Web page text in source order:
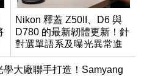
Nikon 釋蓋 Z50II、D6 與
D780 的最新韌體更新！針
對選單語系及曝光異常進
行修復
學大廠聯手打造！Samyang